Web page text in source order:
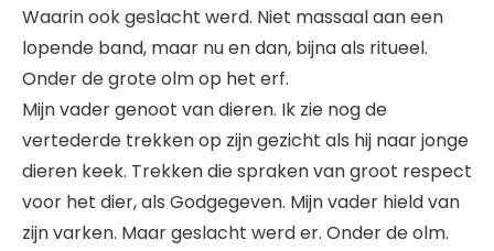
Waarin ook geslacht werd. Niet massaal aan een
lopende band, maar nu en dan, bijna als ritueel.
Onder de grote olm op het erf.
Mijn vader genoot van dieren. Ik zie nog de
vertederde trekken op zijn gezicht als hij naar jonge
dieren keek. Trekken die spraken van groot respect
voor het dier, als Godgegeven. Mijn vader hield van
zijn varken. Maar geslacht werd er. Onder de olm.